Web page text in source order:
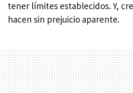
tener límites establecidos. Y,
hacen sin prejuicio aparente.